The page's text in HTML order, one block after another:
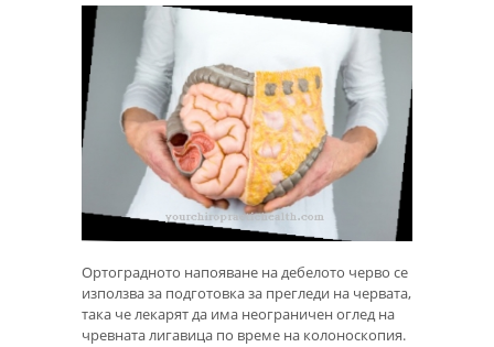
Ортоградното напояване на дебелото черво се
използва за подготовка за прегледи на червата,
така че лекарят да има неограничен оглед на
чревната лигавица по време на колоноскопия.